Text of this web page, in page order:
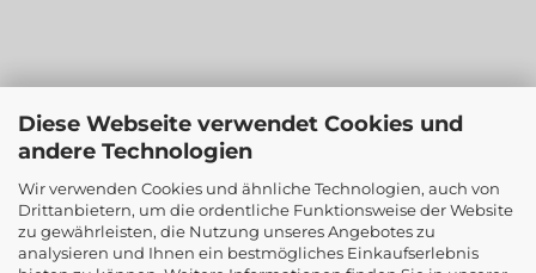
Diese Webseite verwendet Cookies und
andere Technologien
Wir verwenden Cookies und ähnliche Technologien, auch von
Drittanbietern, um die ordentliche Funktionsweise der Website
zu gewährleisten, die Nutzung unseres Angebotes zu
analysieren und Ihnen ein bestmögliches Einkaufserlebnis